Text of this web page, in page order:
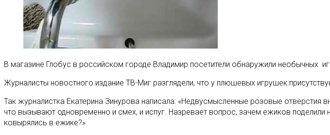
В магазине Глобус в российском городе Владимир посетители обнаружили необычных
Журналисты новостного издание ТВ-Миг разглядели, что у плюшевых игрушек
Так журналистка Екатерина Зинурова написала: «Недвусмысленные розовые
что вызывают одновременно и смех, и испуг. Назревает вопрос, зачем ежиков
ковырялись в ежике?»